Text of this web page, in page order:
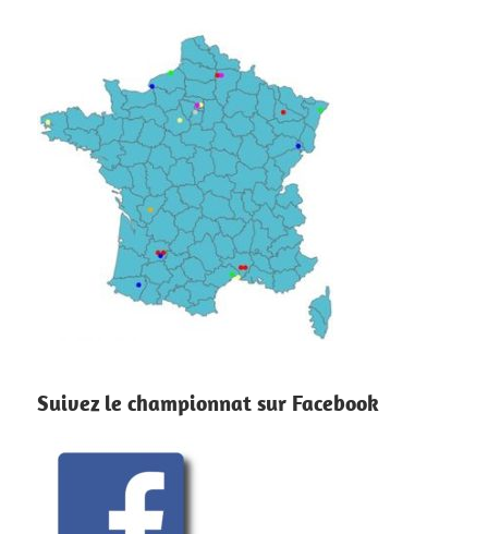
Suivez le championnat sur Facebook